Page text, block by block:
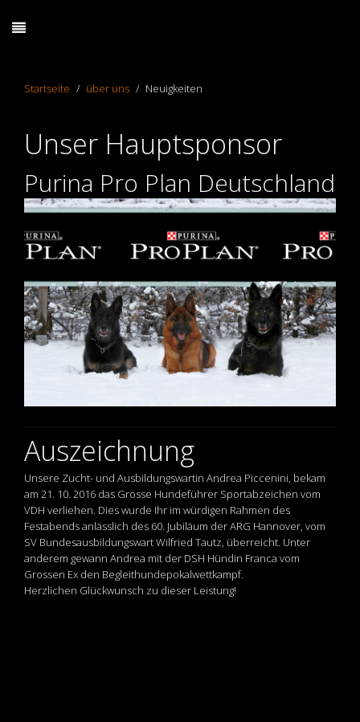
Startseite über uns Neuigkeiten
Unser Hauptsponsor
Purina Pro Plan Deutschland
Auszeichnung
Unsere Zucht- und Ausbildungswartin Andrea Piccenini, bekam
am 21. 10. 2016 das Grosse Hundeführer Sportabzeichen vom
VDH verliehen. Dies wurde Ihr im würdigen Rahmen des
Festabends anlässlich des 60. Jubiläum der ARG Hannover, vom
SV Bundesausbildungswart Wilfried Tautz, überreicht. Unter
anderem gewann Andrea mit der DSH Hündin Franca vom
Grossen Ex den Begleithundepokalwettkampf.
Herzlichen Glückwunsch zu dieser Leistung!